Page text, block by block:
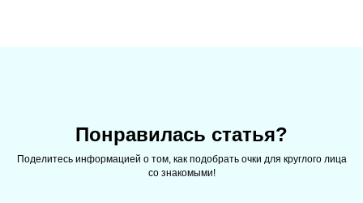
Понравилась статья?
Поделитесь информацией о том, как подобрать очки для круглого лица
со знакомыми!